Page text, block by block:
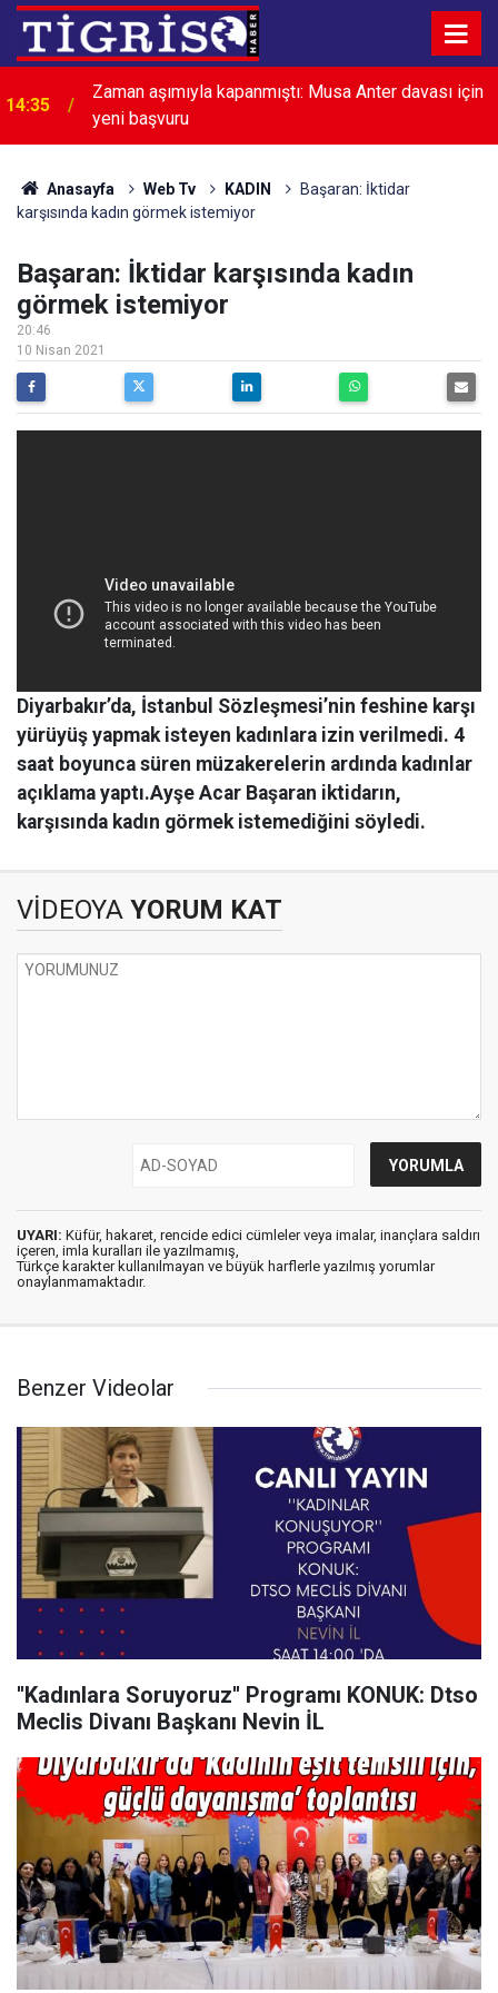
14:35
Zaman aşımıyla kapanmıştı: Musa Anter davası için
yeni başvuru
Anasayfa Web Tv KADIN
Başaran: İktidar
karşısında kadın görmek istemiyor
Başaran: İktidar karşısında kadın
görmek istemiyor
20:46
10 Nisan 2021
Diyarbakır’da, İstanbul Sözleşmesi’nin feshine karşı
yürüyüş yapmak isteyen kadınlara izin verilmedi. 4
saat boyunca süren müzakerelerin ardında kadınlar
açıklama yaptı.Ayşe Acar Başaran iktidarın,
karşısında kadın görmek istemediğini söyledi.
VİDEOYA YORUM KAT
UYARI: Küfür, hakaret, rencide edici cümleler veya imalar, inançlara saldırı
içeren, imla kuralları ile yazılmamış,
Türkçe karakter kullanılmayan ve büyük harflerle yazılmış yorumlar
onaylanmamaktadır.
Benzer Videolar
''Kadınlara Soruyoruz'' Programı KONUK: Dtso
Meclis Divanı Başkanı Nevin İL